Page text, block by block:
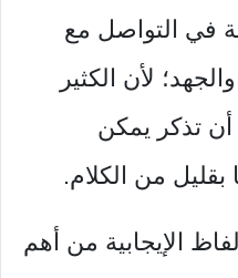
في التواصل مع
لأن الكثير
تذكر يمكن
من الكلام.
الإيجابية من أهم